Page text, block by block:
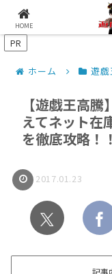
シナコムについて
PR
ホーム 遊戯
【遊戯王高
えてネット在
を徹底攻略！！
2017.01.23
記事
HOME